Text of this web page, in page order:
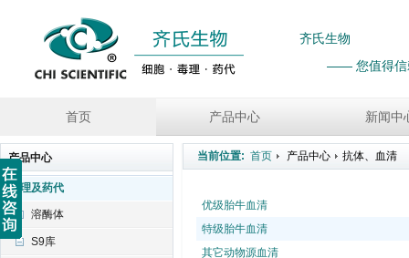
齐氏生物
—— 您值得信
首页 产品中心 新闻中
产品中心
毒理及药代
溶酶体
S9库